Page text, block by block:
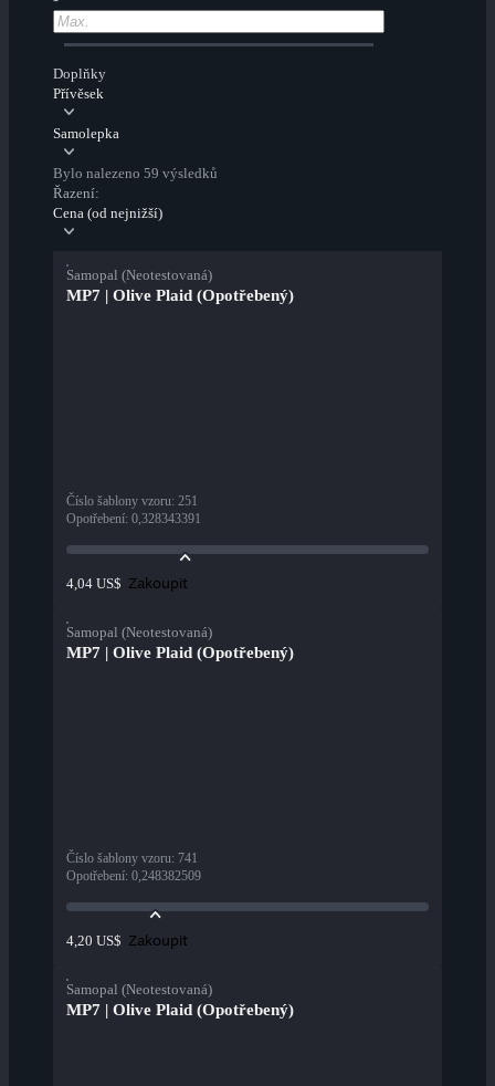
Doplňky
Přívěsek
Samolepka
Bylo nalezeno 59 výsledků
Řazení:
Cena (od nejnižší)
Samopal (Neotestovaná)
MP7 | Olive Plaid (Opotřebený)
Číslo šablony vzoru: 251
Opotřebení: 0,328343391
4,04 US$ Zakoupit
Samopal (Neotestovaná)
MP7 | Olive Plaid (Opotřebený)
Číslo šablony vzoru: 741
Opotřebení: 0,248382509
4,20 US$ Zakoupit
Samopal (Neotestovaná)
MP7 | Olive Plaid (Opotřebený)